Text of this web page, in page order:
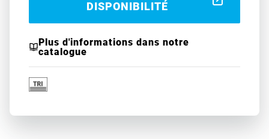
DISPONIBILITÉ
Plus d'informations dans notre
catalogue